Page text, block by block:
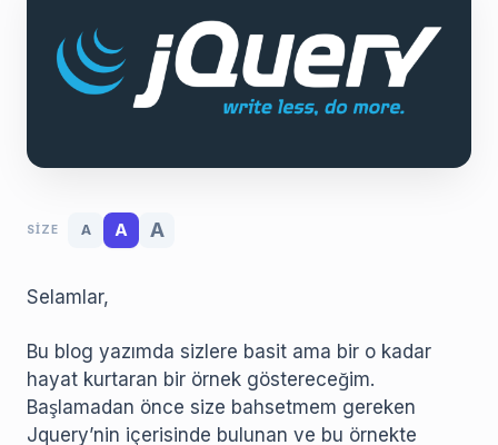
SIZE A A A
Selamlar,
Bu blog yazımda sizlere basit ama bir o kadar
hayat kurtaran bir örnek göstereceğim.
Başlamadan önce size bahsetmem gereken
Jquery’nin içerisinde bulunan ve bu örnekte